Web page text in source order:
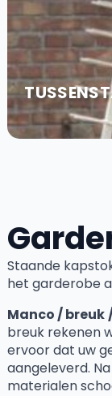
Staande
het garderobe
Manco / breuk
breuk rekenen
ervoor dat uw
aangeleverd.
materialen